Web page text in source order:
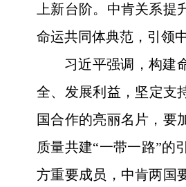
上新台阶。中肯关系
命运共同体典范，引领
习近平强调，构建
全、发展利益，坚定支
国合作的亮丽名片，要
质量共建“一带一路”的
方重要成员，中肯两国